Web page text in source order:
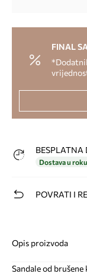
FINAL
BESPLATNA
Dostava u
POVRATI I
Opis proizvoda
Sandale od